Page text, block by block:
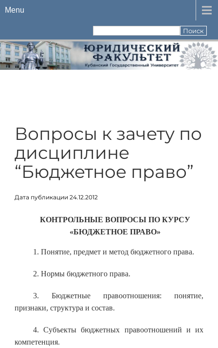
Menu
Вопросы к зачету по
дисциплине
“Бюджетное право”
Дата публикации 24.12.2012
КОНТРОЛЬНЫЕ ВОПРОСЫ ПО КУРСУ
«БЮДЖЕТНОЕ ПРАВО»
1. Понятие, предмет и метод бюджетного права.
2. Нормы бюджетного права.
3. Бюджетные правоотношения: понятие,
признаки, структура и состав.
4. Субъекты бюджетных правоотношений и их
компетенция.